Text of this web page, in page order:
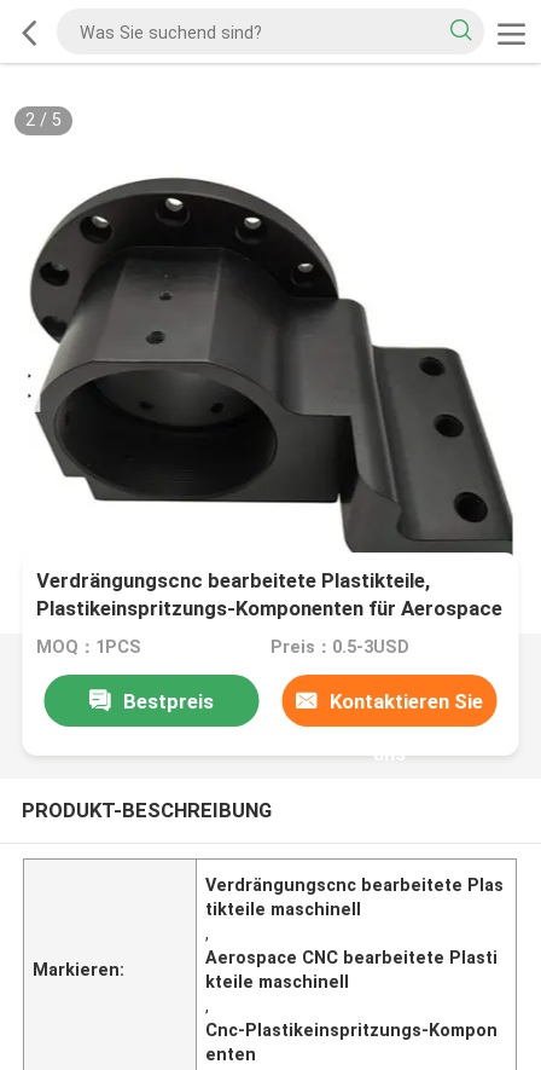
2/ 5
Verdrängungscnc bearbeitete Plastikteile,
Plastikeinspritzungs-Komponenten für Aerospace
maschinell
MOQ：1PCS Preis：0.5-3USD
Bestpreis Kontaktieren Sie
uns
PRODUKT-BESCHREIBUNG
Markieren:
Verdrängungscnc bearbeitete Plas
tikteile maschinell
,
Aerospace CNC bearbeitete Plasti
kteile maschinell
,
Cnc-Plastikeinspritzungs-Kompon
enten